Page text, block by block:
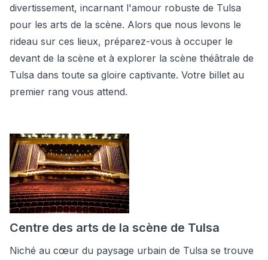
divertissement, incarnant l'amour robuste de Tulsa
pour les arts de la scène. Alors que nous levons le
rideau sur ces lieux, préparez-vous à occuper le
devant de la scène et à explorer la scène théâtrale de
Tulsa dans toute sa gloire captivante. Votre billet au
premier rang vous attend.
Centre des arts de la scène de Tulsa
Niché au cœur du paysage urbain de Tulsa se trouve